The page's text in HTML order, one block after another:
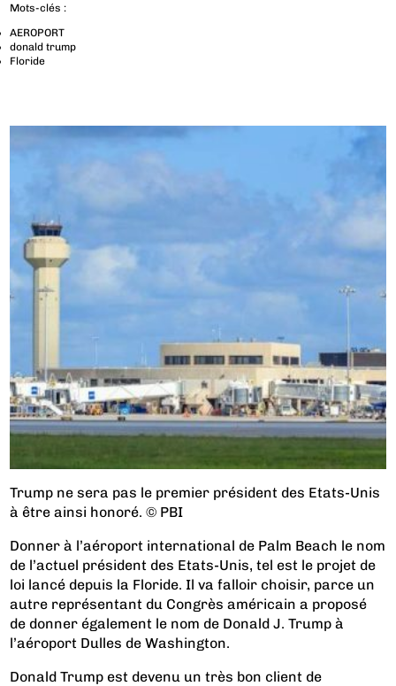
Mots-clés :
AEROPORT
donald trump
Floride
Trump ne sera pas le premier président des Etats-Unis
à être ainsi honoré. © PBI
Donner à l’aéroport international de Palm Beach le nom
de l’actuel président des Etats-Unis, tel est le projet de
loi lancé depuis la Floride. Il va falloir choisir, parce un
autre représentant du Congrès américain a proposé
de donner également le nom de Donald J. Trump à
l’aéroport Dulles de Washington.
Donald Trump est devenu un très bon client de